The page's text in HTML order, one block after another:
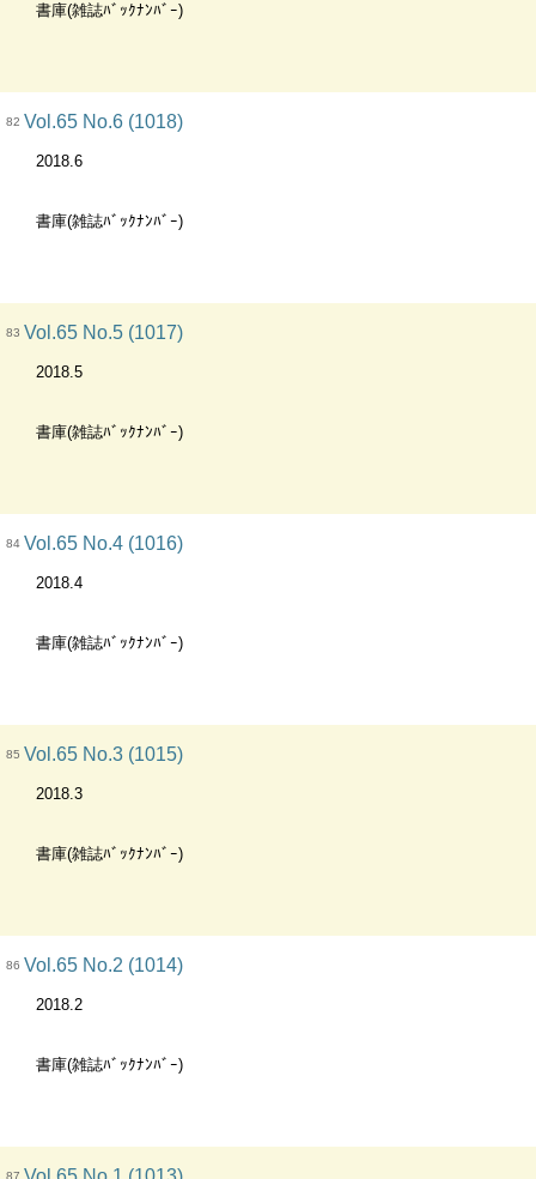
書庫(雑誌ﾊﾞｯｸﾅﾝﾊﾞｰ)
82 Vol.65 No.6 (1018)
2018.6
書庫(雑誌ﾊﾞｯｸﾅﾝﾊﾞｰ)
83 Vol.65 No.5 (1017)
2018.5
書庫(雑誌ﾊﾞｯｸﾅﾝﾊﾞｰ)
84 Vol.65 No.4 (1016)
2018.4
書庫(雑誌ﾊﾞｯｸﾅﾝﾊﾞｰ)
85 Vol.65 No.3 (1015)
2018.3
書庫(雑誌ﾊﾞｯｸﾅﾝﾊﾞｰ)
86 Vol.65 No.2 (1014)
2018.2
書庫(雑誌ﾊﾞｯｸﾅﾝﾊﾞｰ)
87